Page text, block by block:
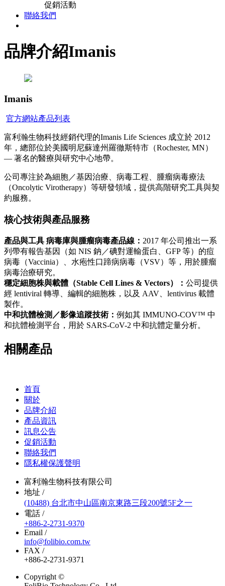
促銷活動
聯絡我們
品牌介紹Imanis
Imanis
官方網站產品列表
富利瀚生物科技經銷代理的Imanis Life Sciences 成立於 2012
年，總部位於美國明尼蘇達州羅徹斯特市（Rochester, MN）
— 著名的醫療與研究中心地帶。
公司專注於為細胞／基因治療、病毒工程、腫瘤病毒療法
（Oncolytic Virotherapy）等研發領域，提供高階研究工具與契
約服務。
核心技術與產品服務
產品與工具 病毒庫與腫瘤病毒產品線： 2017 年公司推出一系
列帶有報告基因（如 NIS 鈉／碘對運輸蛋白、GFP 等）的痘
病毒（Vaccinia）、水疱性口蹄病病毒（VSV）等，用於腫瘤
病毒治療研究。
穩定細胞株與載體（Stable Cell Lines & Vectors）： 公司提供
經 lentiviral 轉導、編輯的細胞株，以及 AAV、lentivirus 載體
製作。
中和抗體檢測／影像追蹤技術： 例如其 IMMUNO-COV™ 中
和抗體檢測平台，用於 SARS-CoV-2 中和抗體定量分析。
相關產品
首頁
關於
品牌介紹
產品資訊
訊息公告
促銷活動
聯絡我們
隱私權保護聲明
富利瀚生物科技有限公司
地址 /
(10488) 台北市中山區南京東路三段200號5F之一
電話 /
+886-2-2731-9370
Email /
info@folibio.com.tw
FAX /
+886-2-2731-9371
Copyright ©